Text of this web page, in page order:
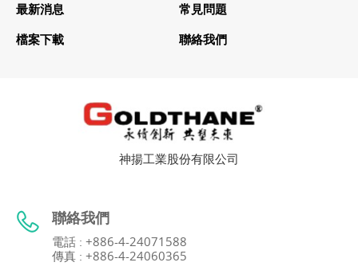
最新消息
常見問題
檔案下載
聯絡我們
神揚工業股份有限公司
聯絡我們
電話 : +886-4-24071588
傳真 : +886-4-24060365